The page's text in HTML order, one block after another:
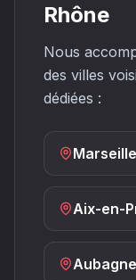
Rhône
Nous
des villes
dédiées :
Marseille
Aix-en-
Aubagne